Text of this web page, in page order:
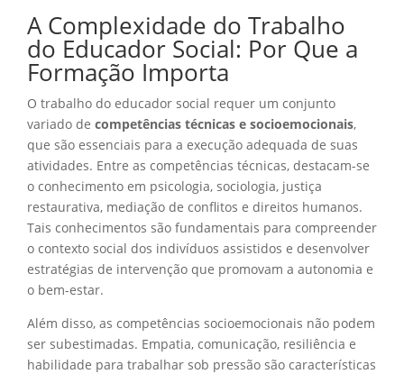
A Complexidade do Trabalho
do Educador Social: Por Que a
Formação Importa
O trabalho do educador social requer um conjunto
variado de competências técnicas e socioemocionais,
que são essenciais para a execução adequada de suas
atividades. Entre as competências técnicas, destacam-se
o conhecimento em psicologia, sociologia, justiça
restaurativa, mediação de conflitos e direitos humanos.
Tais conhecimentos são fundamentais para compreender
o contexto social dos indivíduos assistidos e desenvolver
estratégias de intervenção que promovam a autonomia e
o bem-estar.
Além disso, as competências socioemocionais não podem
ser subestimadas. Empatia, comunicação, resiliência e
habilidade para trabalhar sob pressão são características